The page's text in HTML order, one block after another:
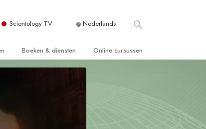
Scientology TV Nederlands
Boeken & diensten Online cursussen